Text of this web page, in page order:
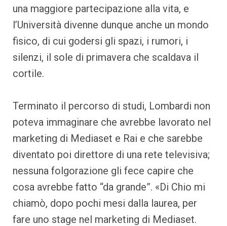
una maggiore partecipazione alla vita, e
l’Università divenne dunque anche un mondo
fisico, di cui godersi gli spazi, i rumori, i
silenzi, il sole di primavera che scaldava il
cortile.
Terminato il percorso di studi, Lombardi non
poteva immaginare che avrebbe lavorato nel
marketing di Mediaset e Rai e che sarebbe
diventato poi direttore di una rete televisiva;
nessuna folgorazione gli fece capire che
cosa avrebbe fatto “da grande”. «Di Chio mi
chiamò, dopo pochi mesi dalla laurea, per
fare uno stage nel marketing di Mediaset.